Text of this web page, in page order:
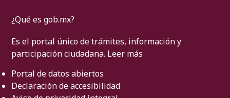
¿Qué es gob.mx?
Es el portal único de trámites, información y
participación ciudadana. Leer más
Portal de datos abiertos
Declaración de accesibilidad